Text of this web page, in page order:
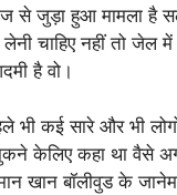
से जुड़ा हुआ मामला है
चाहिए नहीं तो जेल
है वो।
भी कई सारे और भी
केलिए कहा था वैसे
खान बॉलीवुड के